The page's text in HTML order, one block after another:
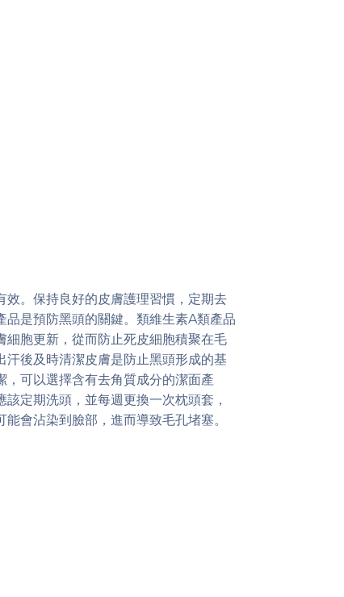
效。保持良好的皮膚護理習慣，定期去
是預防黑頭的關鍵。類維生素A類產品
細胞更新，從而防止死皮細胞積聚在毛
後及時清潔皮膚是防止黑頭形成的基
可以選擇含有去角質成分的潔面產
定期洗頭，並每週更換一次枕頭套，
會沾染到臉部，進而導致毛孔堵塞。